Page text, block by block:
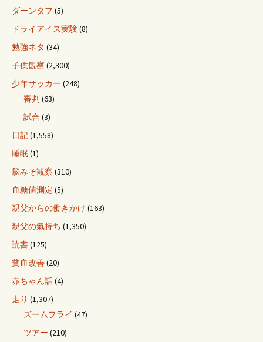
ダーンタフ (5)
ドライアイス実験(8)
勉強ネタ (34)
子供観察 (2,300)
少年サッカー (248)
審判 (63)
試合 (3)
日記(1,558)
睡眠(1)
脳みそ観察 (310)
血糖値測定 (5)
親父からの働きかけ (163)
親父の氣持ち (1,350)
読書(125)
貧血改善(20)
赤ちゃん話(4)
走り (1,307)
ズームフライ (47)
ツアー (210)